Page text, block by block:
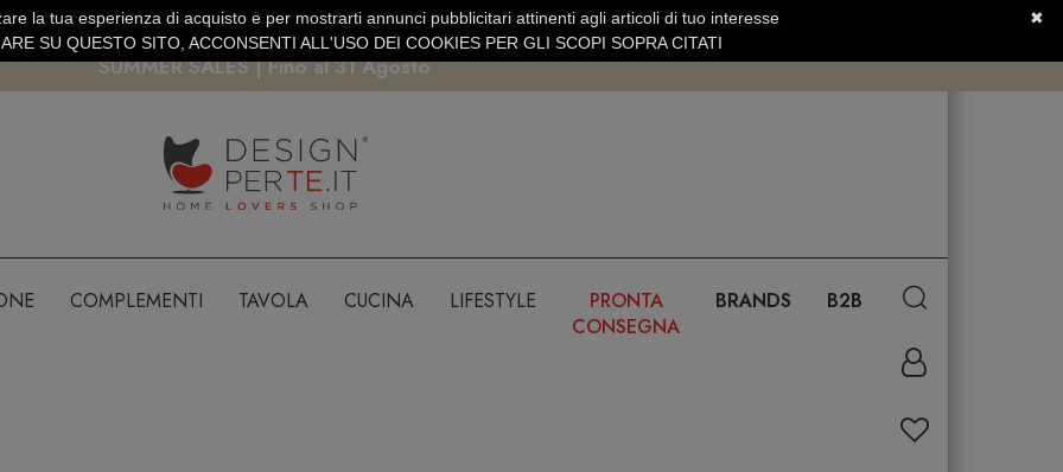
PAGAMENTO SICURO PAYPAL · CARTA DI CREDITO SERVIZIO CLIENTI +39.0773.470.562
SUMMER SALES | Fino al 31 Agosto
COMPLEMENTI TAVOLA CUCINA LIFESTYLE
PRONTA
CONSEGNA
BRANDS B2B
✖
la tua esperienza di acquisto e per mostrarti annunci pubblicitari attinenti agli articoli di tuo interesse
SU QUESTO SITO, ACCONSENTI ALL'USO DEI COOKIES PER GLI SCOPI SOPRA CITATI